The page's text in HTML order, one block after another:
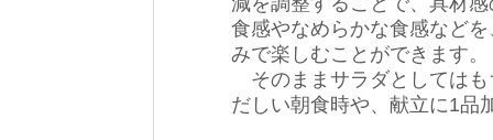
食感やなめらかな食感など
みで楽しむことができます。
そのままサラダとしては
だしい朝食時や、献立に1品